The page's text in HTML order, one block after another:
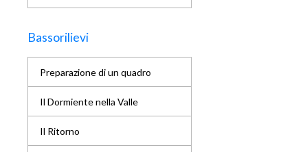
Bassorilievi
Preparazione di un quadro
Il Dormiente nella Valle
Il Ritorno